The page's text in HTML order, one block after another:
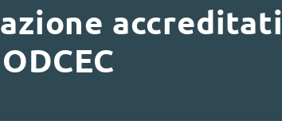
accreditati